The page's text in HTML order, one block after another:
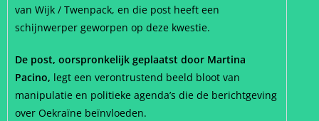
van Wijk / Twenpack, en die post heeft een
schijnwerper geworpen op deze kwestie.
De post, oorspronkelijk geplaatst door Martina
Pacino, legt een verontrustend beeld bloot van
manipulatie en politieke agenda’s die de berichtgeving
over Oekraïne beïnvloeden.